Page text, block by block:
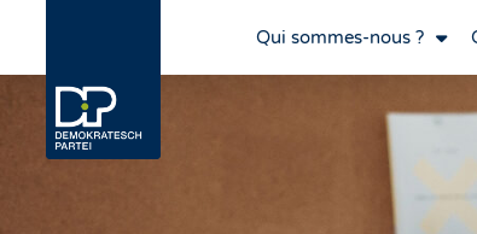
Qui sommes-nous ?